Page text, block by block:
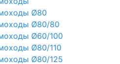
Ø80
Ø80/80
Ø60/100
Ø80/110
Ø80/125